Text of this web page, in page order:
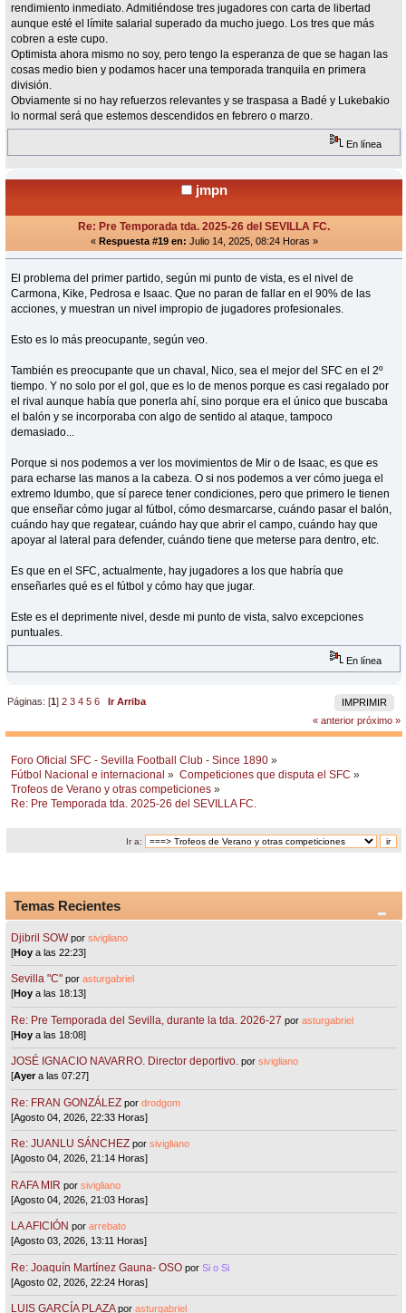
rendimiento inmediato. Admitiéndose tres jugadores con carta de libertad
aunque esté el límite salarial superado da mucho juego. Los tres que más
cobren a este cupo.
Optimista ahora mismo no soy, pero tengo la esperanza de que se hagan las
cosas medio bien y podamos hacer una temporada tranquila en primera
división.
Obviamente si no hay refuerzos relevantes y se traspasa a Badé y Lukebakio
lo normal será que estemos descendidos en febrero o marzo.
En línea
jmpn
Re: Pre Temporada tda. 2025-26 del SEVILLA FC.
« Respuesta #19 en: Julio 14, 2025, 08:24 Horas »
El problema del primer partido, según mi punto de vista, es el nivel de
Carmona, Kike, Pedrosa e Isaac. Que no paran de fallar en el 90% de las
acciones, y muestran un nivel impropio de jugadores profesionales.
Esto es lo más preocupante, según veo.
También es preocupante que un chaval, Nico, sea el mejor del SFC en el 2º
tiempo. Y no solo por el gol, que es lo de menos porque es casi regalado por
el rival aunque había que ponerla ahí, sino porque era el único que buscaba
el balón y se incorporaba con algo de sentido al ataque, tampoco
demasiado...
Porque si nos podemos a ver los movimientos de Mir o de Isaac, es que es
para echarse las manos a la cabeza. O si nos podemos a ver cómo juega el
extremo Idumbo, que sí parece tener condiciones, pero que primero le tienen
que enseñar cómo jugar al fútbol, cómo desmarcarse, cuándo pasar el balón,
cuándo hay que regatear, cuándo hay que abrir el campo, cuándo hay que
apoyar al lateral para defender, cuándo tiene que meterse para dentro, etc.
Es que en el SFC, actualmente, hay jugadores a los que habría que
enseñarles qué es el fútbol y cómo hay que jugar.
Este es el deprimente nivel, desde mi punto de vista, salvo excepciones
puntuales.
En línea
IMPRIMIR
Páginas: [1]2 3 4 5 6
Ir Arriba
« anterior próximo »
Foro Oficial SFC - Sevilla Football Club - Since 1890 »
Fútbol Nacional e internacional » Competiciones que disputa el SFC »
Trofeos de Verano y otras competiciones »
Re: Pre Temporada tda. 2025-26 del SEVILLA FC.
Ir a:
Temas Recientes
Djibril SOW porsivigliano
[Hoy a las 22:23]
Sevilla "C"porasturgabriel
[Hoy a las 18:13]
Re: Pre Temporada del Sevilla, durante la tda. 2026-27 porasturgabriel
[Hoy a las 18:08]
JOSÉ IGNACIO NAVARRO. Director deportivo. porsivigliano
[Ayera las 07:27]
Re: FRAN GONZÁLEZ pordrodgom
[Agosto 04, 2026, 22:33 Horas]
Re: JUANLU SÁNCHEZ porsivigliano
[Agosto 04, 2026, 21:14 Horas]
RAFA MIR porsivigliano
[Agosto 04, 2026, 21:03 Horas]
LA AFICIÓN porarrebato
[Agosto 03, 2026, 13:11 Horas]
Re: Joaquín Martínez Gauna- OSO porSi o Si
[Agosto 02, 2026, 22:24 Horas]
LUIS GARCÍA PLAZA porasturgabriel